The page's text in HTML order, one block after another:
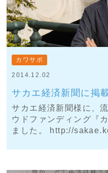
カワサポ
2014.12.02
サカエ経済新聞に掲
サカエ経済新聞様に、
ウドファンディング『
ました。 http://